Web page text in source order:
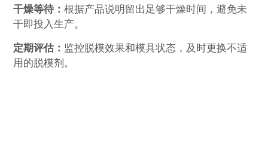
干燥等待‌：根据产品说明留出足够干燥时间，避免未
干即投入生产。
定期评估‌： 监控脱模效果和模具状态，及时更换不适
用的脱模剂。